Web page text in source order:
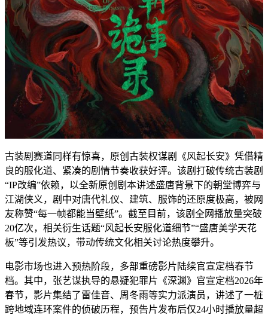
古装剧赛道同样有惊喜，原创古装权谋剧《风起长安》凭借精
良的服化道、紧凑的剧情节奏收获好评。该剧打破传统古装剧
“IP改编”依赖，以全新原创剧本讲述盛唐背景下的朝堂博弈与
江湖侠义，剧中对唐代礼仪、建筑、服饰的还原度极高，被网
友称赞“每一帧都能当壁纸”。截至目前，该剧全网播放量突破
20亿次，相关衍生话题“风起长安服化道细节”“盛唐美学天花
板”等引发热议，带动传统文化相关讨论热度攀升。
电影市场也进入预热阶段，多部重磅影片陆续官宣定档春节
档。其中，张艺谋执导的悬疑犯罪片《深渊》官宣定档2026年
春节，影片集结了雷佳音、周冬雨等实力派演员，讲述了一桩
跨地域连环案件的侦破历程，预告片发布后仅24小时播放量超